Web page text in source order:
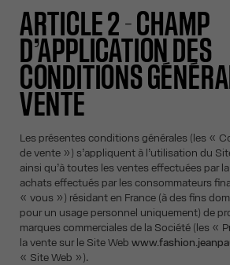
ARTICLE 2 - CHAMP
D’APPLICATION DES
CONDITIONS
VENTE
Les présentes conditions générales (les «
de vente ») s’appliquent à l’utilisation du
ainsi qu’à toutes les ventes effectuées par
achats effectués par les consommateurs
« vous ») résidant en France (à des fins
pour un usage personnel uniquement) de
marques commerciales de la Société (les «
la vente sur le Site Web
« Site Web »).